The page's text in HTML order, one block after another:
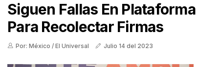
Siguen Fallas En Plataforma
Para Recolectar Firmas
Por: México / El Universal Julio 14 del 2023